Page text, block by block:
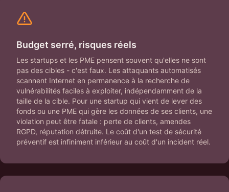
Budget serré, risques réels
Les startups et les PME pensent souvent qu'elles ne sont
pas des cibles - c'est faux. Les attaquants automatisés
scannent Internet en permanence à la recherche de
vulnérabilités faciles à exploiter, indépendamment de la
taille de la cible. Pour une startup qui vient de lever des
fonds ou une PME qui gère les données de ses clients, une
violation peut être fatale : perte de clients, amendes
RGPD, réputation détruite. Le coût d'un test de sécurité
préventif est infiniment inférieur au coût d'un incident réel.